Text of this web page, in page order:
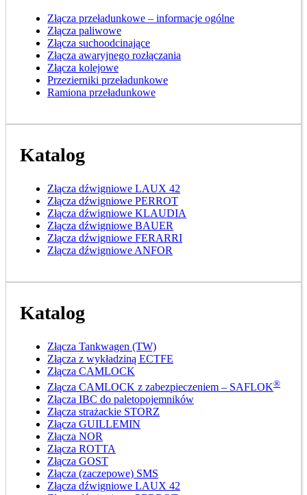
Złącza przeładunkowe – informacje ogólne
Złącza paliwowe
Złącza suchoodcinające
Złącza awaryjnego rozłączania
Złącza kolejowe
Przezierniki przeładunkowe
Ramiona przeładunkowe
Katalog
Złącza dźwigniowe LAUX 42
Złącza dźwigniowe PERROT
Złącza dźwigniowe KLAUDIA
Złącza dźwigniowe BAUER
Złącza dźwigniowe FERARRI
Złącza dźwigniowe ANFOR
Katalog
Złącza Tankwagen (TW)
Złącza z wykładziną ECTFE
Złącza CAMLOCK
Złącza CAMLOCK z zabezpieczeniem – SAFLOK®
Złącza IBC do paletopojemników
Złącza strażackie STORZ
Złącza GUILLEMIN
Złącza NOR
Złącza ROTTA
Złącza GOST
Złącza (zaczepowe) SMS
Złącza dźwigniowe LAUX 42